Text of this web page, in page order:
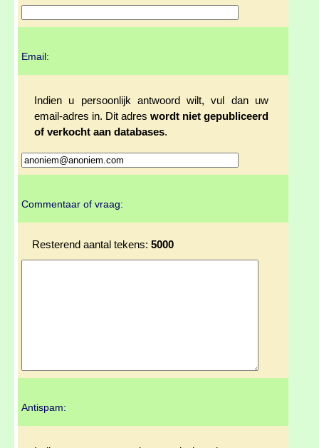
Email:
Indien u persoonlijk antwoord wilt, vul dan uw
email-adres in. Dit adres wordt niet gepubliceerd
of verkocht aan databases.
Commentaar of vraag:
Resterend aantal tekens: 5000
Antispam: